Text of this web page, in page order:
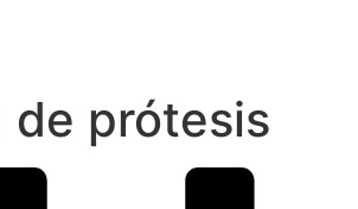
de prótesis